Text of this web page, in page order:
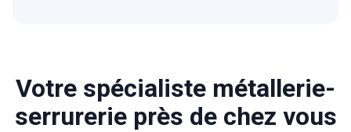
Votre spécialiste métallerie-
serrurerie près de chez vous